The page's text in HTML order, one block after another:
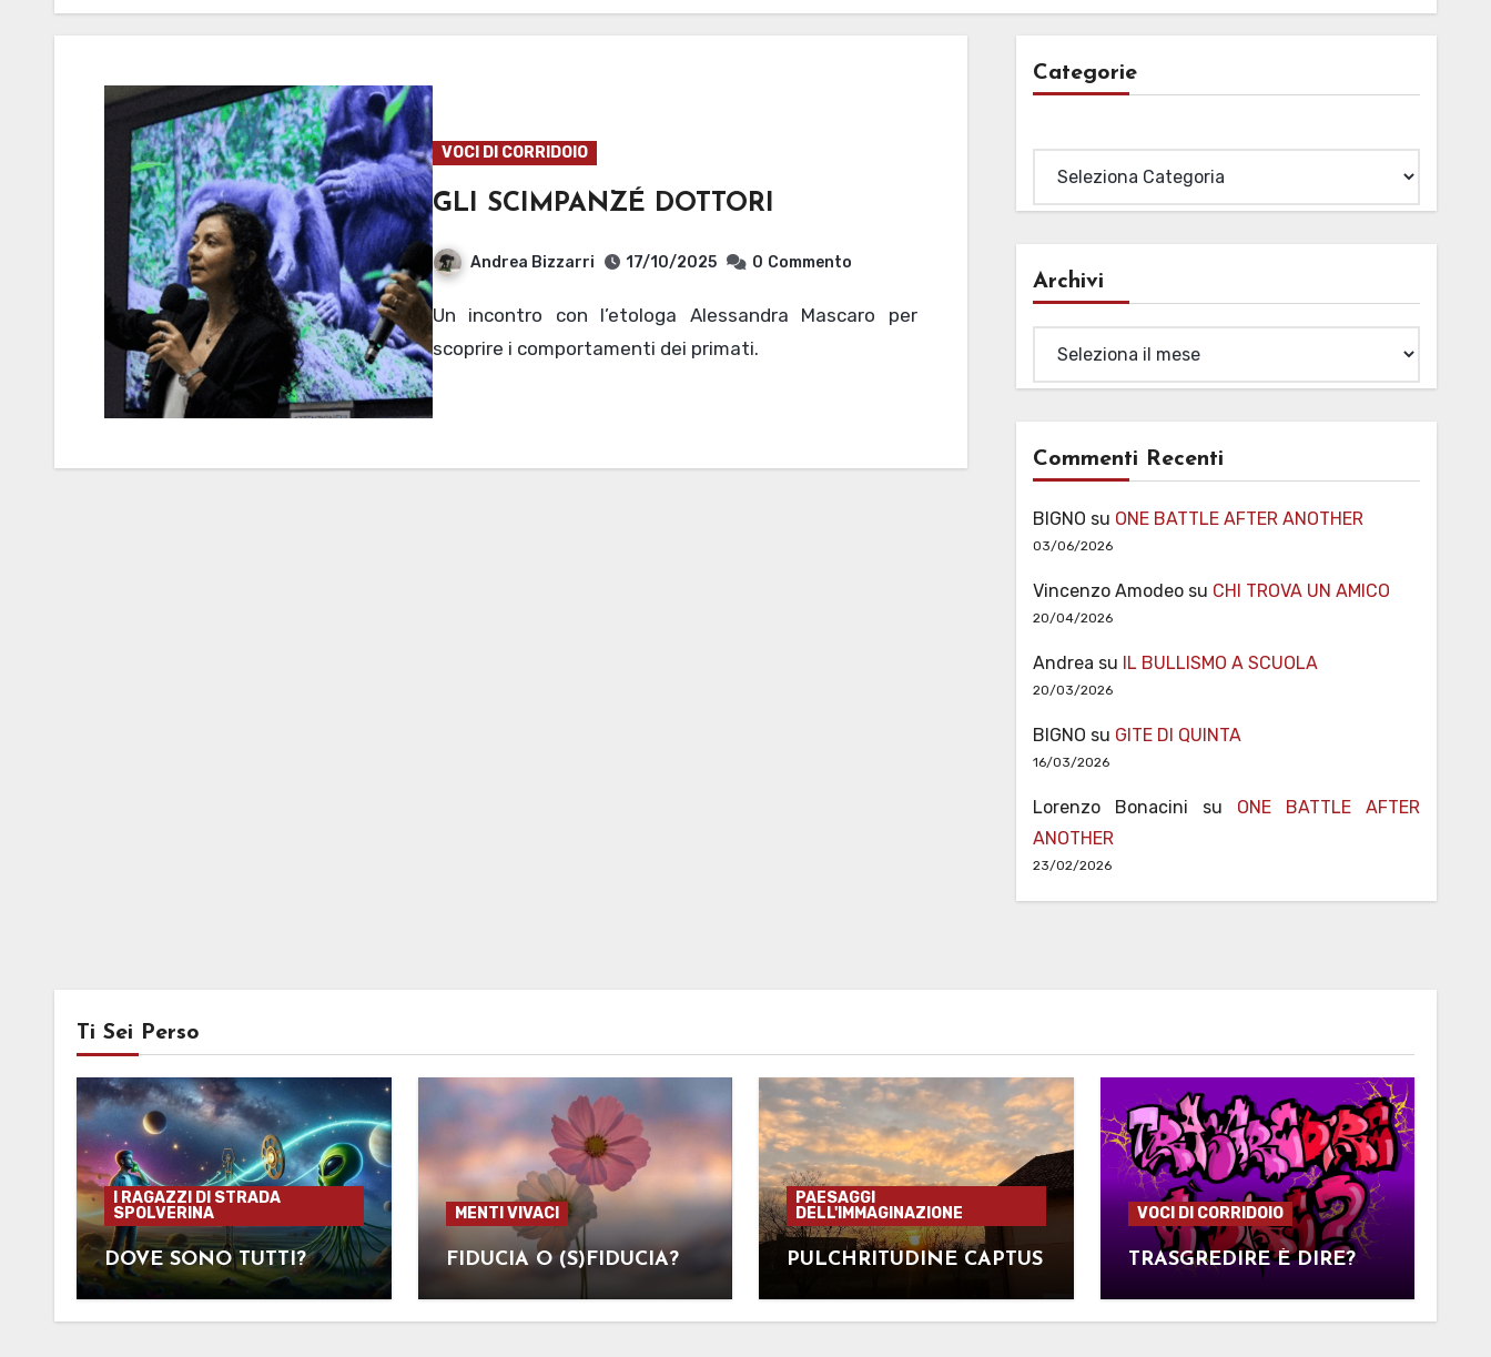
VOCI DI CORRIDOIO
GLI SCIMPANZÉ DOTTORI
Andrea Bizzarri 17/10/2025 0 Commento
Un incontro con l’etologa Alessandra Mascaro per
scoprire i comportamenti dei primati.
Categorie
Archivi
Commenti Recenti
BIGNO su ONE BATTLE AFTER ANOTHER
03/06/2026
Vincenzo Amodeosu CHI TROVA UN AMICO
20/04/2026
Andrea su IL BULLISMO A SCUOLA
20/03/2026
BIGNO su GITE DI QUINTA
16/03/2026
Lorenzo Bonacini su ONE BATTLE AFTER
ANOTHER
23/02/2026
Ti Sei Perso
I RAGAZZI DI STRADA
SPOLVERINA
DOVE SONO TUTTI?
MENTI VIVACI
FIDUCIA O (S)FIDUCIA?
PAESAGGI
DELL'IMMAGINAZIONE
PULCHRITUDINE CAPTUS
VOCI DI CORRIDOIO
TRASGREDIRE È DIRE?